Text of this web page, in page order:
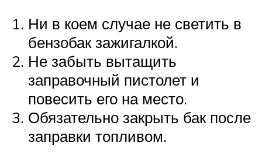
Ни в коем случае не светить в
бензобак зажигалкой.
Не забыть вытащить
заправочный пистолет и
повесить его на место.
Обязательно закрыть бак после
заправки топливом.